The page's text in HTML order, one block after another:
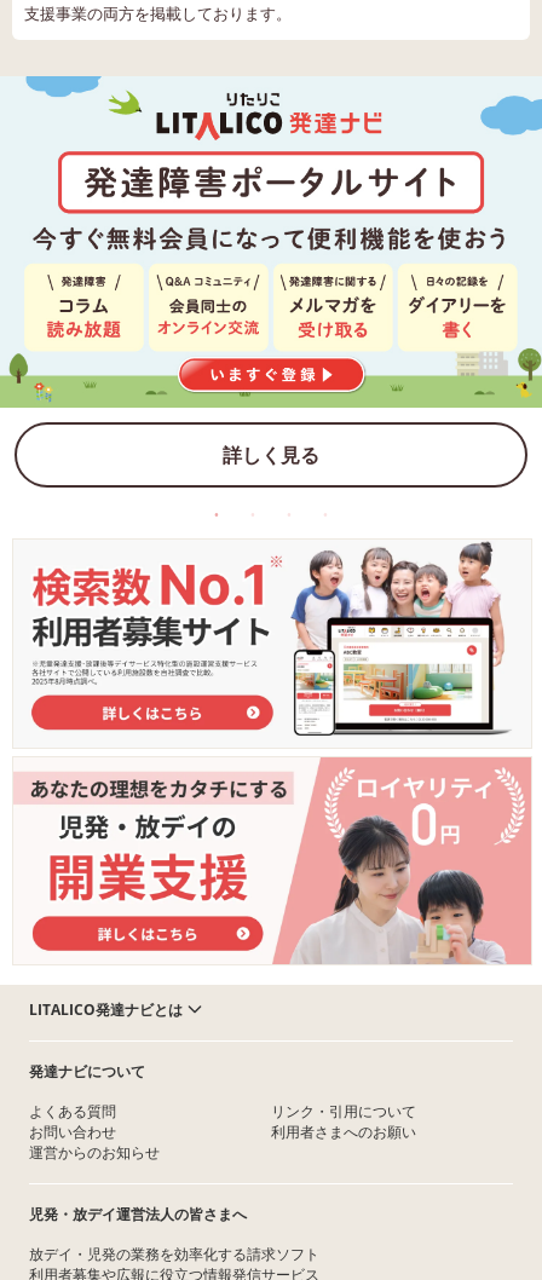
支援事業の両方を掲載しております。
詳しく見る
LITALICO発達ナビとは
発達ナビについて
よくある質問
お問い合わせ
運営からのお知らせ
リンク・引用について
利用者さまへのお願い
児発・放デイ運営法人の皆さまへ
放デイ・児発の業務を効率化する請求ソフト
利用者募集や広報に役立つ情報発信サービス